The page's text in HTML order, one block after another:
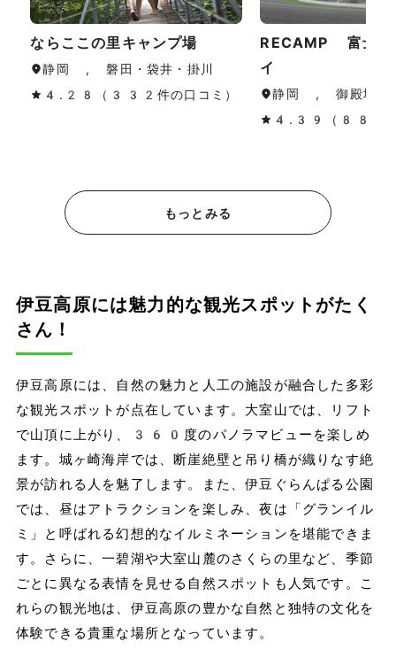
ならここの里キャンプ場
静岡 , 磐田・袋井・掛川
4.28（332件の口コミ）
RECAMP 富士ス
イ
静岡 , 御殿場・
4.39（88件の
もっとみる
伊豆高原には魅力的な観光スポットがたく
さん！
伊豆高原には、自然の魅力と人工の施設が融合した多彩
な観光スポットが点在しています。大室山では、リフト
で山頂に上がり、360度のパノラマビューを楽しめ
ます。城ヶ崎海岸では、断崖絶壁と吊り橋が織りなす絶
景が訪れる人を魅了します。また、伊豆ぐらんぱる公園
では、昼はアトラクションを楽しみ、夜は「グランイル
ミ」と呼ばれる幻想的なイルミネーションを堪能できま
す。さらに、一碧湖や大室山麓のさくらの里など、季節
ごとに異なる表情を見せる自然スポットも人気です。こ
れらの観光地は、伊豆高原の豊かな自然と独特の文化を
体験できる貴重な場所となっています。